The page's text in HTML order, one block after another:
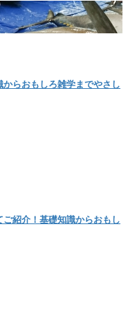
らおもしろ雑学までやさし
紹介！基礎知識からおもし